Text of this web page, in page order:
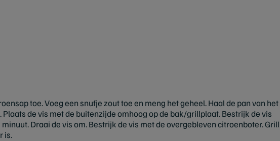
toe. Voeg een snufje zout toe en meng het geheel. Haal de pan van het
de vis met de buitenzijde omhoog op de bak/grillplaat. Bestrijk de vis
Draai de vis om. Bestrijk de vis met de overgebleven citroenboter. Grill
is.